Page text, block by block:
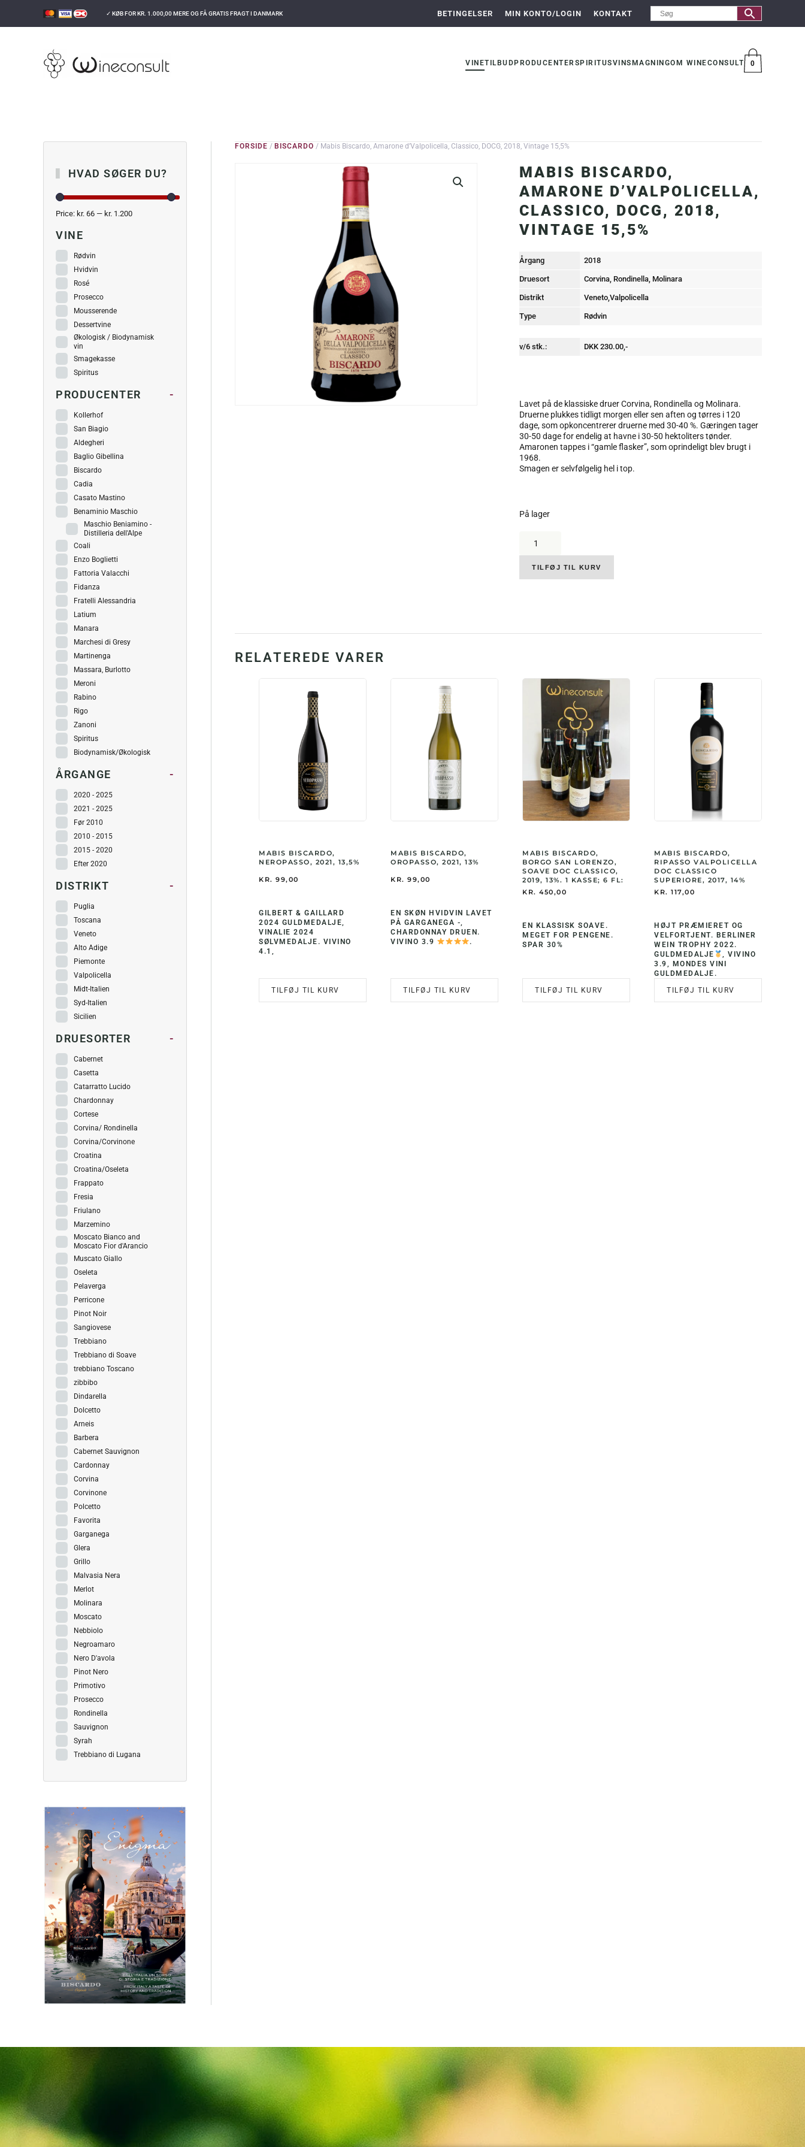
✓ KØB FORKR. 1.000,00MERE OG FÅ GRATIS FRAGT I DANMARK BETINGELSER MIN KONTO/LOGIN KONTAKT
VINETILBUD PRODUCENTERSPIRITUSVINSMAGNINGOM WINECONSULT 0
FORSIDE / BISCARDO / Mabis Biscardo, Amarone d’Valpolicella, Classico, DOCG, 2018, Vintage 15,5%
MABIS BISCARDO,
AMARONE D’VALPOLICELLA,
CLASSICO, DOCG, 2018,
VINTAGE 15,5%
Årgang 2018
Druesort Corvina, Rondinella, Molinara
Distrikt Veneto,Valpolicella
Type Rødvin
v/6 stk.: DKK 230.00,-
Lavet på de klassiske druer Corvina, Rondinella og Molinara.
Druerne plukkes tidligt morgen eller sen aften og tørres i 120
dage, som opkoncentrerer druerne med 30-40 %. Gæringen tager
30-50 dage for endelig at havne i 30-50 hektoliters tønder.
Amaronen tappes i “gamle flasker”, som oprindeligt blev brugt i
1968.
Smagen er selvfølgelig hel i top.
På lager
Biscardo,
Amarone
d'Valpolicella,
Classico,
antal
TILFØJ TIL KURV
RELATEREDE VARER
MABIS BISCARDO,
NEROPASSO, 2021, 13,5%
KR. 99,00
GILBERT & GAILLARD
2024 GULDMEDALJE,
VINALIE 2024
SØLVMEDALJE. VIVINO
4.1,
TILFØJ TIL KURV
MABIS BISCARDO,
OROPASSO, 2021, 13%
KR. 99,00
EN SKØN HVIDVIN LAVET
PÅ GARGANEGA -,
CHARDONNAY DRUEN.
VIVINO 3.9
.
TILFØJ TIL KURV
MABIS BISCARDO,
BORGO SAN LORENZO,
SOAVE DOC CLASSICO,
2019, 13%. 1 KASSE; 6 FL:
KR. 450,00
EN KLASSISK SOAVE.
MEGET FOR PENGENE.
SPAR 30%
TILFØJ TIL KURV
MABIS BISCARDO,
RIPASSO VALPOLICELLA
DOC CLASSICO
SUPERIORE, 2017, 14%
KR. 117,00
HØJT PRÆMIERET OG
VELFORTJENT. BERLINER
WEIN TROPHY 2022.
GULDMEDALJE
, VIVINO
3.9, MONDES VINI
GULDMEDALJE.
TILFØJ TIL KURV
HVAD SØGER DU?
Price: kr. 66 — kr. 1.200
VINE
Rødvin
Hvidvin
Rosé
Prosecco
Mousserende
Dessertvine
Økologisk / Biodynamisk
vin
Smagekasse
Spiritus
PRODUCENTER -
Kollerhof
San Biagio
Aldegheri
Baglio Gibellina
Biscardo
Cadia
Casato Mastino
Benaminio Maschio
Maschio Beniamino -
Distilleria dell'Alpe
Coali
Enzo Boglietti
Fattoria Valacchi
Fidanza
Fratelli Alessandria
Latium
Manara
Marchesi di Gresy
Martinenga
Massara, Burlotto
Meroni
Rabino
Rigo
Zanoni
Spiritus
Biodynamisk/Økologisk
ÅRGANGE -
2020 - 2025
2021 - 2025
Før 2010
2010 - 2015
2015 - 2020
Efter 2020
DISTRIKT -
Puglia
Toscana
Veneto
Alto Adige
Piemonte
Valpolicella
Midt-Italien
Syd-Italien
Sicilien
DRUESORTER -
Cabernet
Casetta
Catarratto Lucido
Chardonnay
Cortese
Corvina/ Rondinella
Corvina/Corvinone
Croatina
Croatina/Oseleta
Frappato
Fresia
Friulano
Marzemino
Moscato Bianco and
Moscato Fior d'Arancio
Muscato Giallo
Oseleta
Pelaverga
Perricone
Pinot Noir
Sangiovese
Trebbiano
Trebbiano di Soave
trebbiano Toscano
zibbibo
Dindarella
Dolcetto
Arneis
Barbera
Cabernet Sauvignon
Cardonnay
Corvina
Corvinone
Polcetto
Favorita
Garganega
Glera
Grillo
Malvasia Nera
Merlot
Molinara
Moscato
Nebbiolo
Negroamaro
Nero D'avola
Pinot Nero
Primotivo
Prosecco
Rondinella
Sauvignon
Syrah
Trebbiano di Lugana